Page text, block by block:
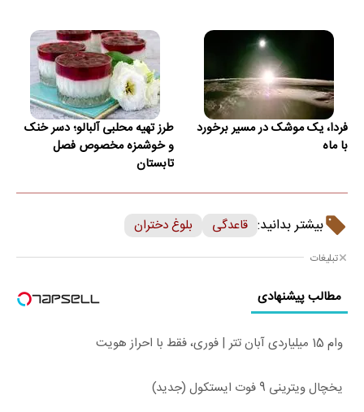
فردا، یک موشک در مسیر برخورد
با ماه
طرز تهیه محلبی آلبالو؛ دسر خنک
و خوشمزه مخصوص فصل
تابستان
بیشتر بدانید: قاعدگی بلوغ دختران
تبلیغات
مطالب پیشنهادی
وام 15 میلیاردی آبان تتر | فوری، فقط با احراز هویت
یخچال ویترینی 9 فوت ایستکول (جدید)